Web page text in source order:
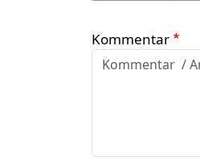
Kommentar